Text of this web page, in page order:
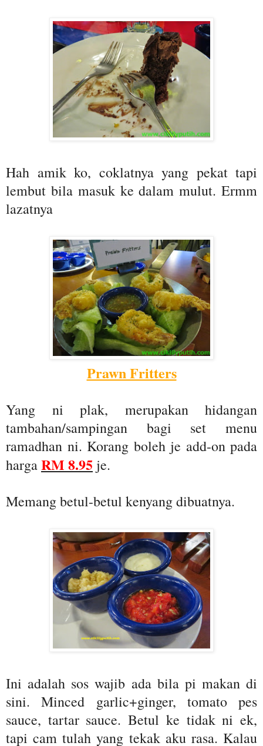
Hah amik ko, coklatnya yang pekat tapi
lembut bila masuk ke dalam mulut. Ermm
lazatnya
Prawn Fritters
Yang ni plak, merupakan hidangan
tambahan/sampingan bagi set menu
ramadhan ni. Korang boleh je add-on pada
hargaRM 8.95 je.
Memang betul-betul kenyang dibuatnya.
Ini adalah sos wajib ada bila pi makan di
sini. Minced garlic+ginger, tomato pes
sauce, tartar sauce. Betul ke tidak ni ek,
tapi cam tulah yang tekak aku rasa. Kalau